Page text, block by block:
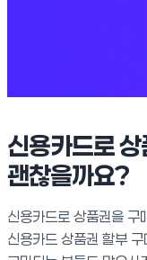
신용카드로
괜찮을까요?
신용카드로 상품권을 구
신용카드 상품권 할부